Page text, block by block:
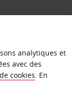
analytiques et
avec des
cookies. En